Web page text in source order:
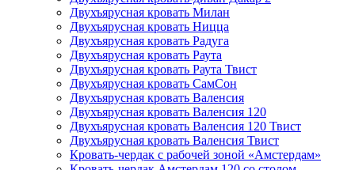
Двухъярусная кровать Милан
Двухъярусная кровать Ницца
Двухъярусная кровать Радуга
Двухъярусная кровать Раута
Двухъярусная кровать Раута Твист
Двухъярусная кровать СамСон
Двухъярусная кровать Валенсия
Двухъярусная кровать Валенсия 120
Двухъярусная кровать Валенсия 120 Твист
Двухъярусная кровать Валенсия Твист
Кровать-чердак с рабочей зоной «Амстердам»